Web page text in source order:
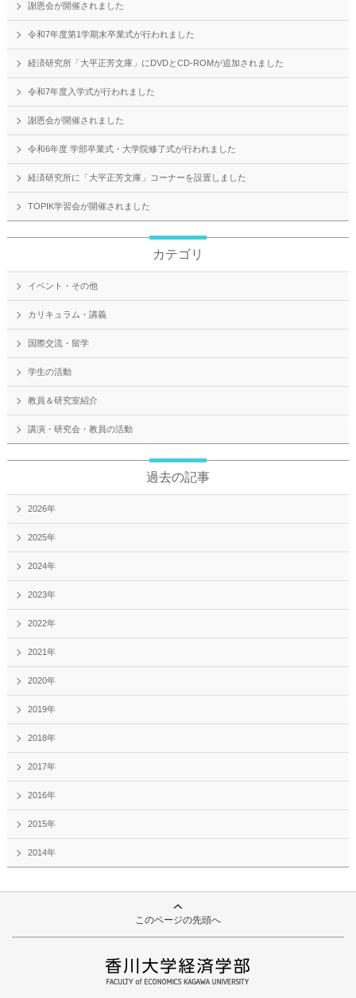
謝恩会が開催されました
令和7年度第1学期末卒業式が行われました
経済研究所「大平正芳文庫」にDVDとCD-ROMが追加されました
令和7年度入学式が行われました
謝恩会が開催されました
令和6年度 学部卒業式・大学院修了式が行われました
経済研究所に「大平正芳文庫」コーナーを設置しました
TOPIK学習会が開催されました
カテゴリ
イベント・その他
カリキュラム・講義
国際交流・留学
学生の活動
教員＆研究室紹介
講演・研究会・教員の活動
過去の記事
2026年
2025年
2024年
2023年
2022年
2021年
2020年
2019年
2018年
2017年
2016年
2015年
2014年
このページの先頭へ